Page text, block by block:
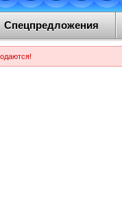
Спецпредложения